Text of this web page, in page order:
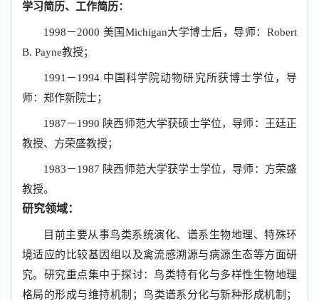
学习简历、工作简历：
1998－2000 美国Michigan大学博士后，导师：Robert
B. Payne教授；
1991－1994 中国科学院动物研究所获博士学位，导
师：郑作新院士；
1987－1990 陕西师范大学获硕士学位，导师：王廷正
教授、方荣盛教授；
1983－1987 陕西师范大学获学士学位，导师：方荣盛
教授。
研究领域：
目前主要从事鸟类系统演化、谱系生物地理、特殊环
境适应的比较基因组以及禽流感溯源与病源生态等方面研
究。研究重点集中于探讨：鸟类特有化与多样性生物地理
格局的形成与维持机制；鸟类谱系分化与新种形成机制；